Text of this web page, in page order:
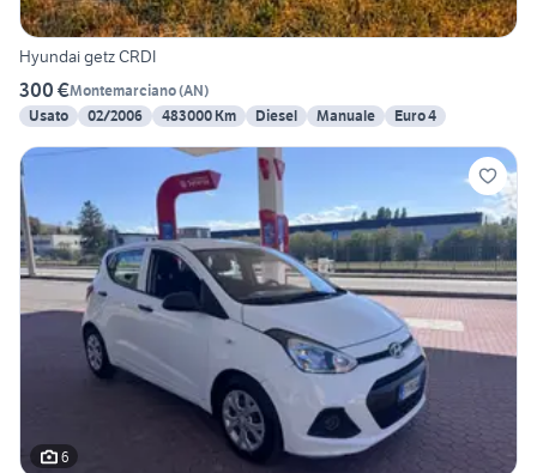
Hyundai getz CRDI
300 €Montemarciano(AN)
Usato
02/2006 483000 Km Diesel Manuale Euro 4
6